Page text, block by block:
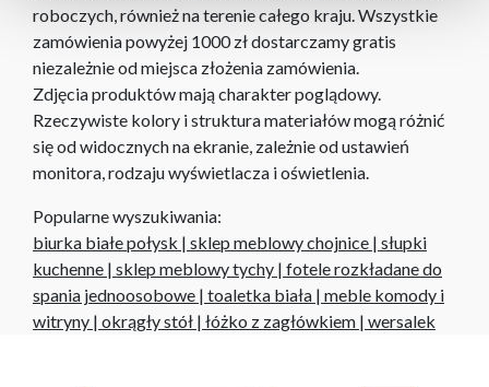
roboczych, również na terenie całego kraju. Wszystkie
zamówienia powyżej 1000 zł dostarczamy gratis
niezależnie od miejsca złożenia zamówienia.
Zdjęcia produktów mają charakter poglądowy.
Rzeczywiste kolory i struktura materiałów mogą różnić
się od widocznych na ekranie, zależnie od ustawień
monitora, rodzaju wyświetlacza i oświetlenia.
Popularne wyszukiwania:
biurka białe połysk | sklep meblowy chojnice | słupki
kuchenne | sklep meblowy tychy | fotele rozkładane do
spania jednoosobowe | toaletka biała | meble komody i
witryny | okrągły stół | łóżko z zagłówkiem | wersalek